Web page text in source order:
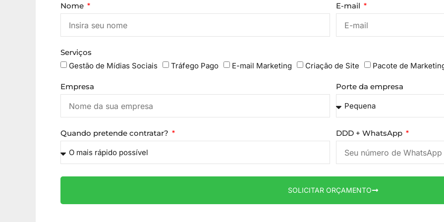
Nome E-mail
Serviços
Gestão de Mídias Sociais
Tráfego Pago E-mail Marketing Criação de Site Pacote de
Empresa Porte da empresa
Quando pretende contratar? DDD + WhatsApp
SOLICITAR ORÇAMENTO